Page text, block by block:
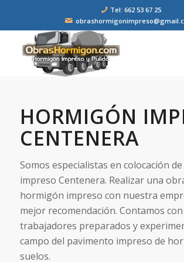
Tel: 662 53 67 25
HORMIGÓN
CENTENERA
Somos especialistas en colocación
impreso Centenera. Realizar una
hormigón impreso con nuestra
mejor recomendación. Contamos
trabajadores preparados y
campo del pavimento impreso de
suelos.